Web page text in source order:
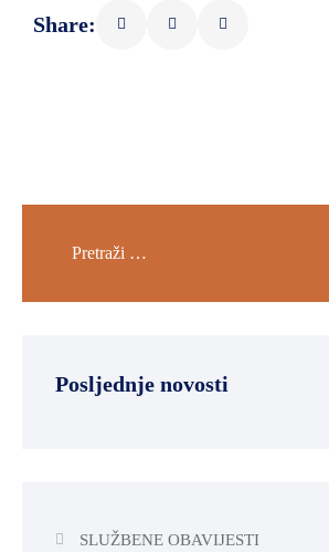
Share:
Posljednje novosti
SLUŽBENE OBAVIJESTI